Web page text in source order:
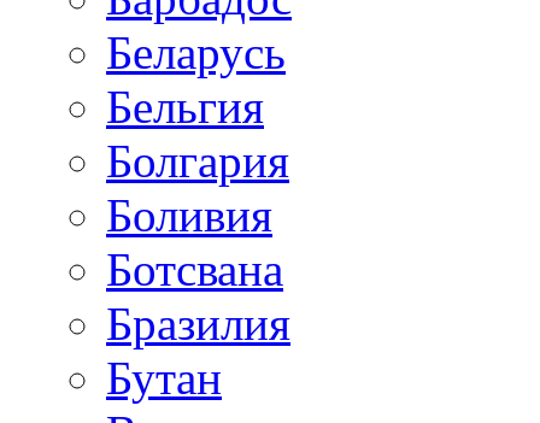
Беларусь
Бельгия
Болгария
Боливия
Ботсвана
Бразилия
Бутан